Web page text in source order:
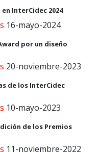
InterCidec 2024
16-mayo-2024
por un diseño
20-noviembre-2023
de los InterCidec
10-mayo-2023
de los Premios
11-noviembre-2022